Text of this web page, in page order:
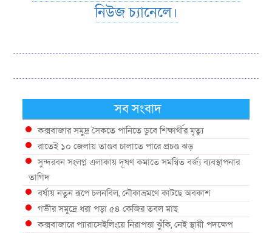
নিউজ চ্যানেলে।
সব সংবাদ
কক্সবাজার সমুদ্র সৈকতে পানিতে ডুবে শিক্ষার্থীর মৃত্যু
রাতেই ১০ জেলায় তাণ্ডব চালাতে পারে প্রচণ্ড ঝড়
সুন্দরবন সংলগ্ন এলাকায় দূষণ কমাতে সমন্বিত বর্জ্য ব্যবস্থাপনার
তাগিদ
বর্ষায় নতুন রূপে চলনবিল, নৌকাভ্রমণে কাটছে অবকাশ
গভীর সমুদ্রে ধরা পড়া ৫৪ কেজির তবল মাছ
কক্সবাজারে প্যারাসেইলিংয়ে নিরাপত্তা ঝুঁকি, নেই স্থায়ী পদক্ষেপ